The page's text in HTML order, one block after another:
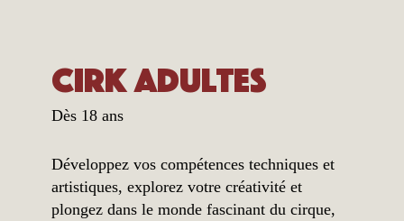
Cirk Adultes
Dès 18 ans
Développez vos compétences techniques et
artistiques, explorez votre créativité et
plongez dans le monde fascinant du cirque,